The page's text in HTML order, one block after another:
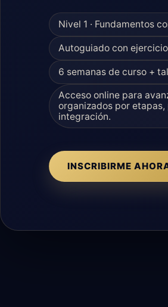
Nivel 1 · Fundamentos
Autoguiado con
6 semanas de curso +
Acceso online para
organizados por
integración.
INSCRIBIRME